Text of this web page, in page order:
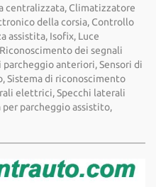
centralizzata, Climatizzatore
della corsia, Controllo
assistita, Isofix, Luce
Riconoscimento dei segnali
parcheggio anteriori, Sensori di
Sistema di riconoscimento
elettrici, Specchi laterali
parcheggio assistito,